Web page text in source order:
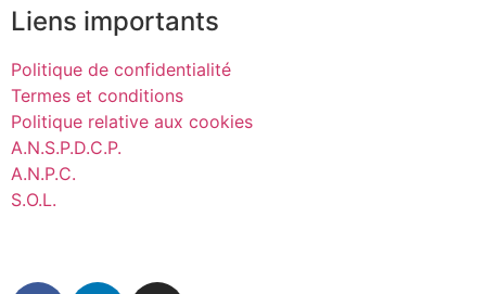
Liens importants
Politique de confidentialité
Termes et conditions
Politique relative aux cookies
A.N.S.P.D.C.P.
A.N.P.C.
S.O.L.